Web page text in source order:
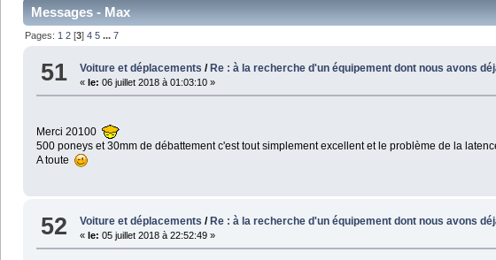
Messages - Max
Pages:1 2 [3]4 5 ...7
51 Voiture et déplacements / Re : à la recherche d'un équipement dont nous avons
«le: 06 juillet 2018 à 01:03:10 »
Merci 20100
500 poneys et 30mm de débattement c'est tout simplement excellent et le problème de la
A toute
52 Voiture et déplacements / Re : à la recherche d'un équipement dont nous avons
« le: 05 juillet 2018 à 22:52:49 »